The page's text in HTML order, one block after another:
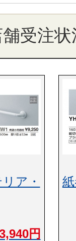
受注状
ア・
円